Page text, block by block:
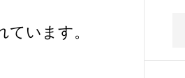
ています。